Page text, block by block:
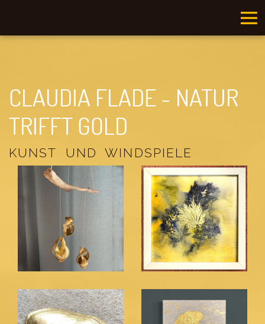
CLAUDIA FLADE - NATUR
TRIFFT GOLD
KUNST UND WINDSPIELE